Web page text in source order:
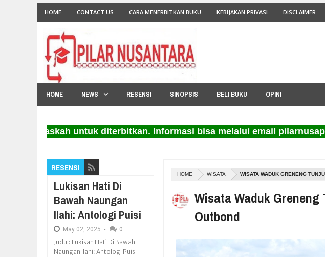
HOME CONTACT US CARA MENERBITKAN BUKU KEBIJAKAN PRIVASI DISCLAIMER
HOME NEWS RESENSI SINOPSIS BELI BUKU OPINI
untuk diterbitkan. Informasi bisa melalui email
HOME WISATA WISATA WADUK GRENENG
Wisata Waduk
Outbond
RESENSI
Lukisan Hati Di
Bawah Naungan
Ilahi: Antologi Puisi
May 02, 2025 - 0
Judul: Lukisan Hati Di Bawah
Naungan Ilahi: Antologi Puisi